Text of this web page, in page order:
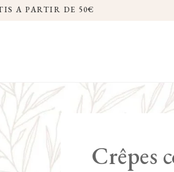
A PARTIR DE 50€
Crêpes